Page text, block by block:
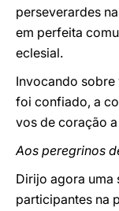
perseverardes
em perfeita
eclesial.
Invocando sobre
foi confiado, a
vos de coração
Aos peregrinos
Dirijo agora uma
participantes na